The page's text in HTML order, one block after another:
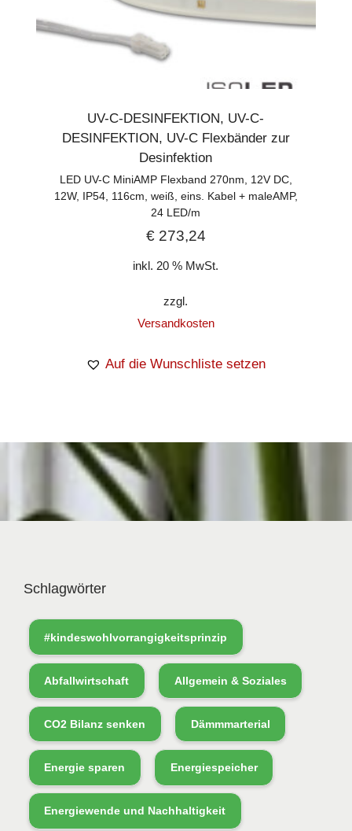
UV-C-DESINFEKTION, UV-C-
DESINFEKTION, UV-C Flexbänder zur
Desinfektion
LED UV-C MiniAMP Flexband 270nm, 12V DC,
12W, IP54, 116cm, weiß, eins. Kabel + maleAMP,
24 LED/m
€273,24
inkl. 20 % MwSt.
zzgl.
Versandkosten
Auf die Wunschliste setzen
Schlagwörter
#kindeswohlvorrangigkeitsprinzip
Abfallwirtschaft Allgemein & Soziales
CO2 Bilanz senken Dämmmarterial
Energie sparen Energiespeicher
Energiewende und Nachhaltigkeit